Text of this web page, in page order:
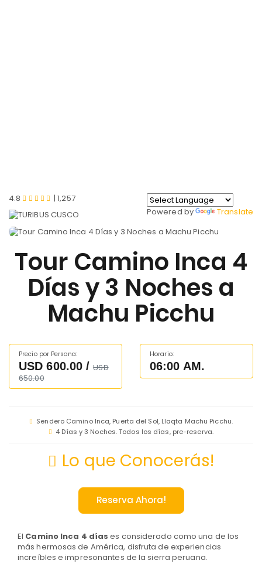
4.8
| 1,257
Powered by
Translate
Tour Camino Inca 4
Días y 3 Noches a
Machu Picchu
Precio por Persona:
USD 600.00 /USD
650.00
Horario:
06:00 AM.
Sendero Camino Inca, Puerta del Sol, Llaqta Machu Picchu.
4 Días y 3 Noches. Todos los días, pre-reserva.
Lo que Conocerás!
Reserva Ahora!
El Camino Inca 4 días es considerado como una de los
más hermosas de América, disfruta de experiencias
increíbles e impresonantes de la sierra peruana.